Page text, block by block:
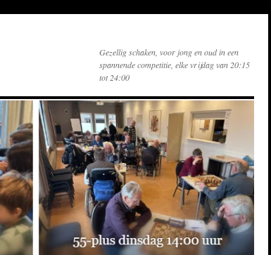
Gezellig schaken, voor jong en oud in een
spannende competitie, elke vrijdag van 20:15
tot 24:00